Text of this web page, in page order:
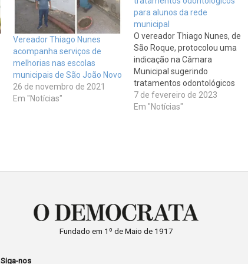
Vereador Thiago Nunes
acompanha serviços de
melhorias nas escolas
municipais de São João Novo
26 de novembro de 2021
Em "Notícias"
para alunos da rede
municipal
O vereador Thiago Nunes, de
São Roque, protocolou uma
indicação na Câmara
Municipal sugerindo
tratamentos odontológicos
para os alunos da rede
municipal de ensino. Em sua
7 de fevereiro de 2023
Em "Notícias"
Fundado em 1º de Maio de 1917
Siga-nos